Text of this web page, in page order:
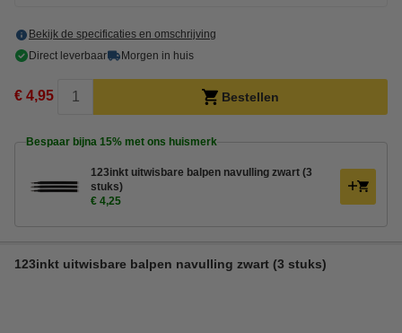
Bekijk de specificaties en omschrijving
Direct leverbaar
Morgen in huis
€ 4,95 Bestellen
Bespaar bijna 15% met ons huismerk
123inkt uitwisbare balpen navulling zwart (3
stuks)
€ 4,25
123inkt uitwisbare balpen navulling zwart (3 stuks)